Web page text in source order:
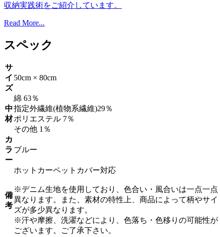
収納実践術をご紹介しています。
Read More...
スペック
サ
イ
ズ
50cm × 80cm
中
材
綿 63％
指定外繊維(植物系繊維)29％
ポリエステル 7％
その他 1％
カ
ラ
ー
ブルー
備
考
ホットカーペットカバー対応
※デニム生地を使用しており、色合い・風合いは一点一点
異なります。また、素材の特性上、商品によって柄やサイ
ズが多少異なります。
※汗や摩擦、洗濯などにより、色落ち・色移りの可能性が
ございます。ご了承下さい。